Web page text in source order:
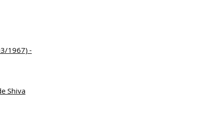
1967) -
Shiva